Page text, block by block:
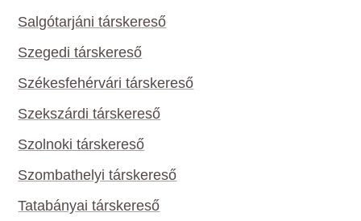
Salgótarjáni társkereső
Szegedi társkereső
Székesfehérvári társkereső
Szekszárdi társkereső
Szolnoki társkereső
Szombathelyi társkereső
Tatabányai társkereső